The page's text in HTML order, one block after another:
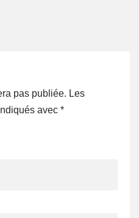
pas publiée. Les
avec *